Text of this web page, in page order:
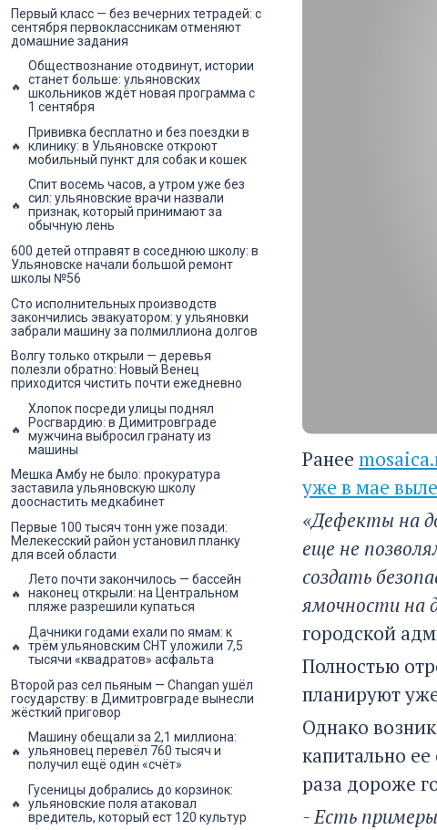
Ранее
уже в мае
«Дефекты на
еще не
создать
ямочности на
городской
Полностью
планируют
Однако
капитально
раза дороже
- Есть
Первый класс — без вечерних тетрадей: с
сентября первоклассникам отменяют
домашние задания
Обществознание отодвинут, истории
станет больше: ульяновских
школьников ждёт новая программа с
1 сентября
Прививка бесплатно и без поездки в
клинику: в Ульяновске откроют
мобильный пункт для собак и кошек
Спит восемь часов, а утром уже без
сил: ульяновские врачи назвали
признак, который принимают за
обычную лень
600 детей отправят в соседнюю школу: в
Ульяновске начали большой ремонт
школы №56
Сто исполнительных производств
закончились эвакуатором: у ульяновки
забрали машину за полмиллиона долгов
Волгу только открыли — деревья
полезли обратно: Новый Венец
приходится чистить почти ежедневно
Хлопок посреди улицы поднял
Росгвардию: в Димитровграде
мужчина выбросил гранату из
машины
Мешка Амбу не было: прокуратура
заставила ульяновскую школу
дооснастить медкабинет
Первые 100 тысяч тонн уже позади:
Мелекесский район установил планку
для всей области
Лето почти закончилось — бассейн
наконец открыли: на Центральном
пляже разрешили купаться
Дачники годами ехали по ямам: к
трём ульяновским СНТ уложили 7,5
тысячи «квадратов» асфальта
Второй раз сел пьяным — Changan ушёл
государству: в Димитровграде вынесли
жёсткий приговор
Машину обещали за 2,1 миллиона:
ульяновец перевёл 760 тысяч и
получил ещё один «счёт»
Гусеницы добрались до корзинок:
ульяновские поля атаковал
вредитель, который ест 120 культур